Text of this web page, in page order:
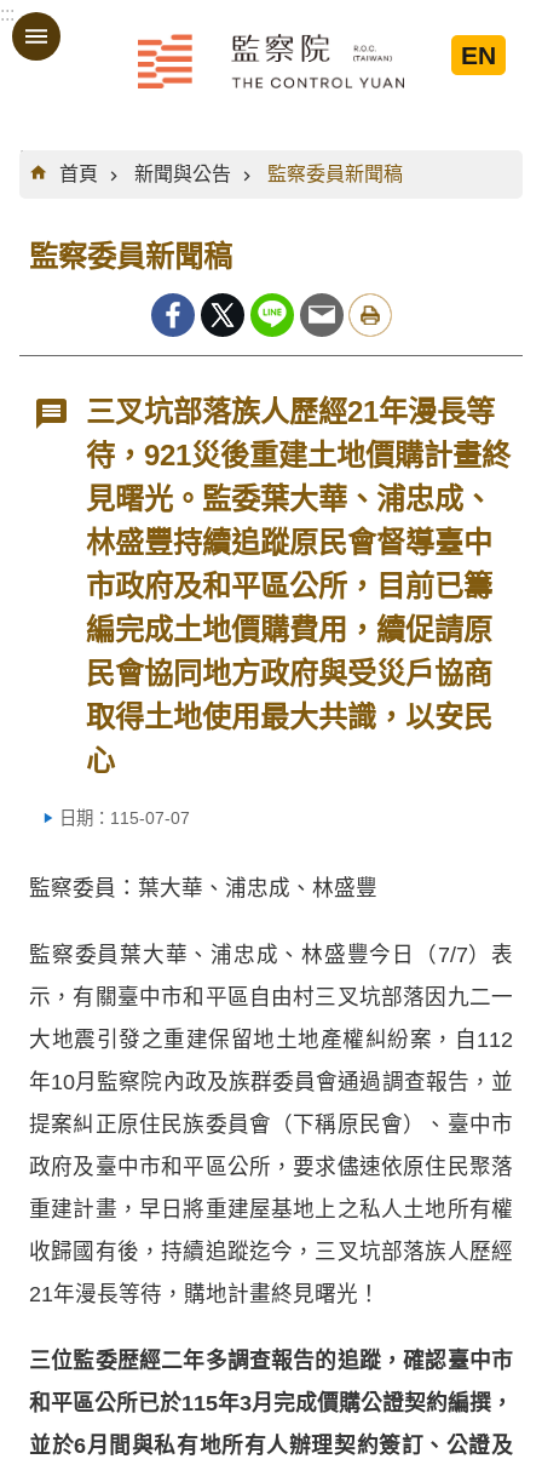
跳到主要內容區塊
:::
EN
:::
首頁
新聞與公告 監察委員新聞稿
監察委員新聞稿
三叉坑部落族人歷經21年漫長等
待，921災後重建土地價購計畫終
見曙光。監委葉大華、浦忠成、
林盛豐持續追蹤原民會督導臺中
市政府及和平區公所，目前已籌
編完成土地價購費用，續促請原
民會協同地方政府與受災戶協商
取得土地使用最大共識，以安民
心
日期：115-07-07
監察委員：葉大華、浦忠成、林盛豐
監察委員葉大華、浦忠成、林盛豐今日（7/7）表
示，有關臺中市和平區自由村三叉坑部落因九二一
大地震引發之重建保留地土地產權糾紛案，自112
年10月監察院內政及族群委員會通過調查報告，並
提案糾正原住民族委員會（下稱原民會）、臺中市
政府及臺中市和平區公所，要求儘速依原住民聚落
重建計畫，早日將重建屋基地上之私人土地所有權
收歸國有後，持續追蹤迄今，三叉坑部落族人歷經
21年漫長等待，購地計畫終見曙光！
三位監委歴經二年多調查報告的追蹤，確認臺中市
和平區公所已於115年3月完成價購公證契約編撰，
並於6月間與私有地所有人辦理契約簽訂、公證及